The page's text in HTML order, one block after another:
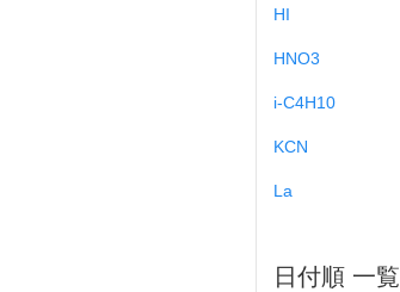
HI
HNO3
i-C4H10
KCN
La
日付順 一覧